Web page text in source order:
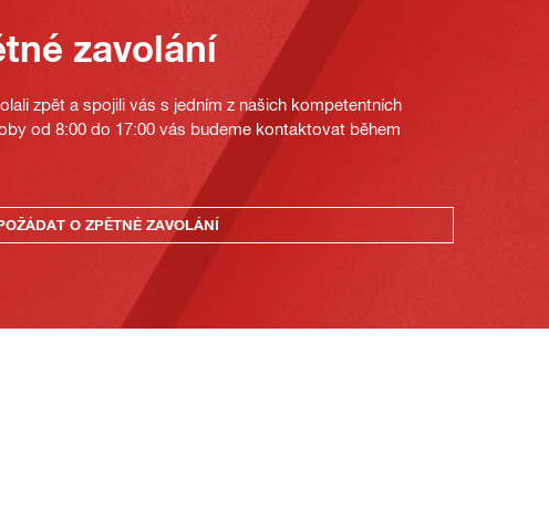
zavolání
zpět a spojili vás s jedním z našich kompetentních
od 8:00 do 17:00 vás budeme kontaktovat během
O ZPĚTNÉ ZAVOLÁNÍ